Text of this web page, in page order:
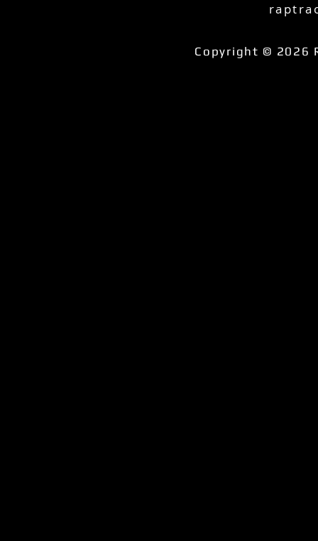
Copyright © 2026